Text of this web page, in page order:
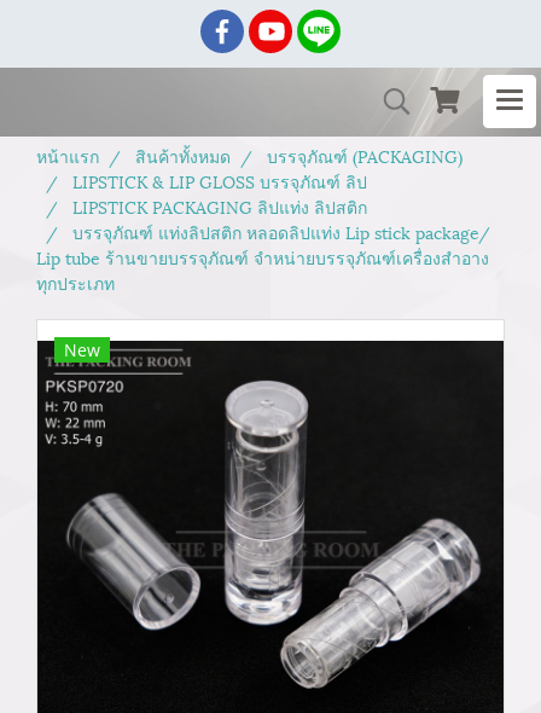
หน้าแรก สินค้าทั้งหมด
บรรจุภัณฑ์ (PACKAGING)
LIPSTICK & LIP GLOSS บรรจุภัณฑ์ ลิป
LIPSTICK PACKAGING ลิปแท่ง ลิปสติก
บรรจุภัณฑ์ แท่งลิปสติก หลอดลิปแท่ง Lip stick package/
Lip tube ร้านขายบรรจุภัณฑ์ จำหน่ายบรรจุภัณฑ์เครื่องสำอาง
ทุกประเภท
New